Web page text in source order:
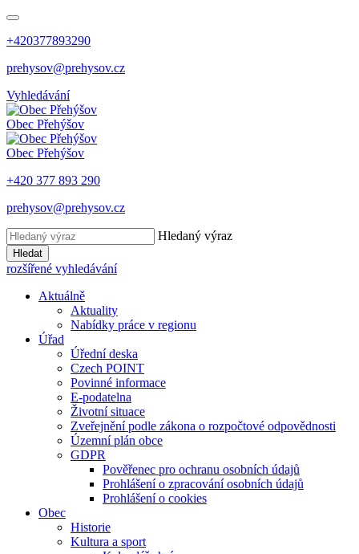
+420377893290
prehysov@prehysov.cz
Vyhledávání
Obec Přehýšov
Obec Přehýšov
+420 377 893 290
prehysov@prehysov.cz
Hledaný výraz
Hledat
rozšířené vyhledávání
Aktuálně
Aktuality
Nabídky práce v regionu
Úřad
Úřední deska
Czech POINT
Povinné informace
E-podatelna
Životní situace
Zveřejnění podle zákona o rozpočtové odpovědnosti
Územní plán obce
GDPR
Pověřenec pro ochranu osobních údajů
Prohlášení o zpracování osobních údajů
Prohlášení o cookies
Obec
Historie
Kultura a sport